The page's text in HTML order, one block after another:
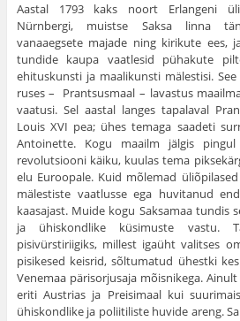
Aastal 1793 kaks noort Erlangeni
Nürnbergi, muistse Saksa linna
vanaaegsete majade ning kirikute ees,
tundide kaupa vaatlesid pühakute
ehituskunsti ja maalikunsti mälestisi.
ruses – Prantsusmaal – lavastus
vaatusi. Sel aastal langes tapalaval
Louis XVI pea; ühes temaga saadeti
Antoinette. Kogu maailm jälgis pingul
revolutsiooni käiku, kuulas tema
elu Euroopale. Kuid mõlemad
mälestiste vaatlusse ega huvitanud
kaasajast. Muide kogu Saksamaa tundis
ja ühiskondlike küsimuste vastu.
pisivürstiriigiks, millest igaüht valitses
pisikesed keisrid, sõltu­matud ühestki
Venemaa pärisorjusaja mõisnikega.
eriti Austrias ja Preisimaal kui
ühiskondlike ja poliitiliste huvide areng.